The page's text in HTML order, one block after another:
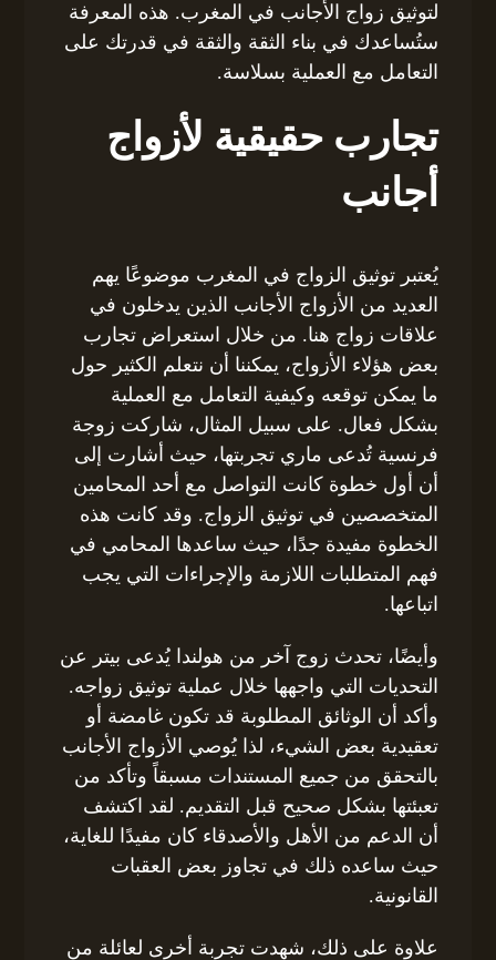
لتوثيق زواج الأجانب في المغرب. هذه المعرفة
ستُساعدك في بناء الثقة والثقة في قدرتك على
التعامل مع العملية بسلاسة.
تجارب حقيقية لأزواج
أجانب
يُعتبر توثيق الزواج في المغرب موضوعًا يهم
العديد من الأزواج الأجانب الذين يدخلون في
علاقات زواج هنا. من خلال استعراض تجارب
بعض هؤلاء الأزواج، يمكننا أن نتعلم الكثير حول
ما يمكن توقعه وكيفية التعامل مع العملية
بشكل فعال. على سبيل المثال، شاركت زوجة
فرنسية تُدعى ماري تجربتها، حيث أشارت إلى
أن أول خطوة كانت التواصل مع أحد المحامين
المتخصصين في توثيق الزواج. وقد كانت هذه
الخطوة مفيدة جدًا، حيث ساعدها المحامي في
فهم المتطلبات اللازمة والإجراءات التي يجب
اتباعها.
وأيضًا، تحدث زوج آخر من هولندا يُدعى بيتر عن
التحديات التي واجهها خلال عملية توثيق زواجه.
وأكد أن الوثائق المطلوبة قد تكون غامضة أو
تعقيدية بعض الشيء، لذا يُوصي الأزواج الأجانب
بالتحقق من جميع المستندات مسبقاً وتأكد من
تعبئتها بشكل صحيح قبل التقديم. لقد اكتشف
أن الدعم من الأهل والأصدقاء كان مفيدًا للغاية،
حيث ساعده ذلك في تجاوز بعض العقبات
القانونية.
علاوة على ذلك، شهدت تجربة أخرى لعائلة من